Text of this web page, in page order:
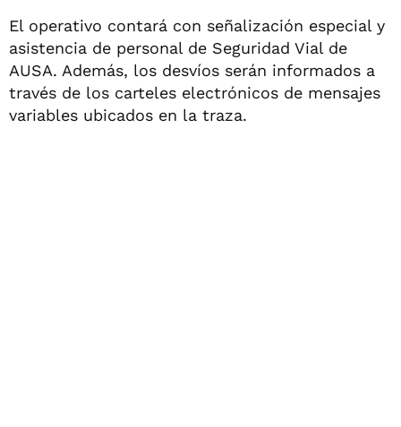
El operativo contará con señalización especial y
asistencia de personal de Seguridad Vial de
AUSA. Además, los desvíos serán informados a
través de los carteles electrónicos de mensajes
variables ubicados en la traza.